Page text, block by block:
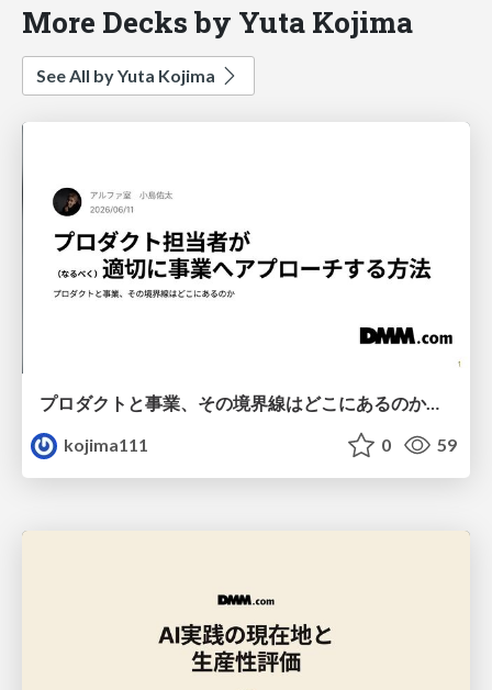
More Decks by Yuta Kojima
See All by Yuta Kojima
プロダクトと​事業、​その​境界線は​どこに​あるのか【DMM/BASE/Algoage合同】-20260611
kojima111
0 59